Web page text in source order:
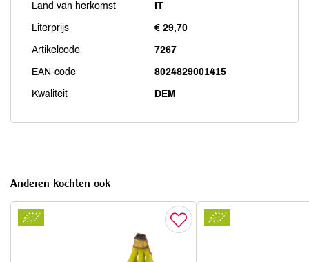
Land van herkomst IT
Literprijs € 29,70
Artikelcode 7267
EAN-code 8024829001415
Kwaliteit DEM
Anderen kochten ook